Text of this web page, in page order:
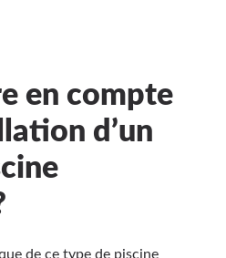
en compte
d’un
de ce type de piscine